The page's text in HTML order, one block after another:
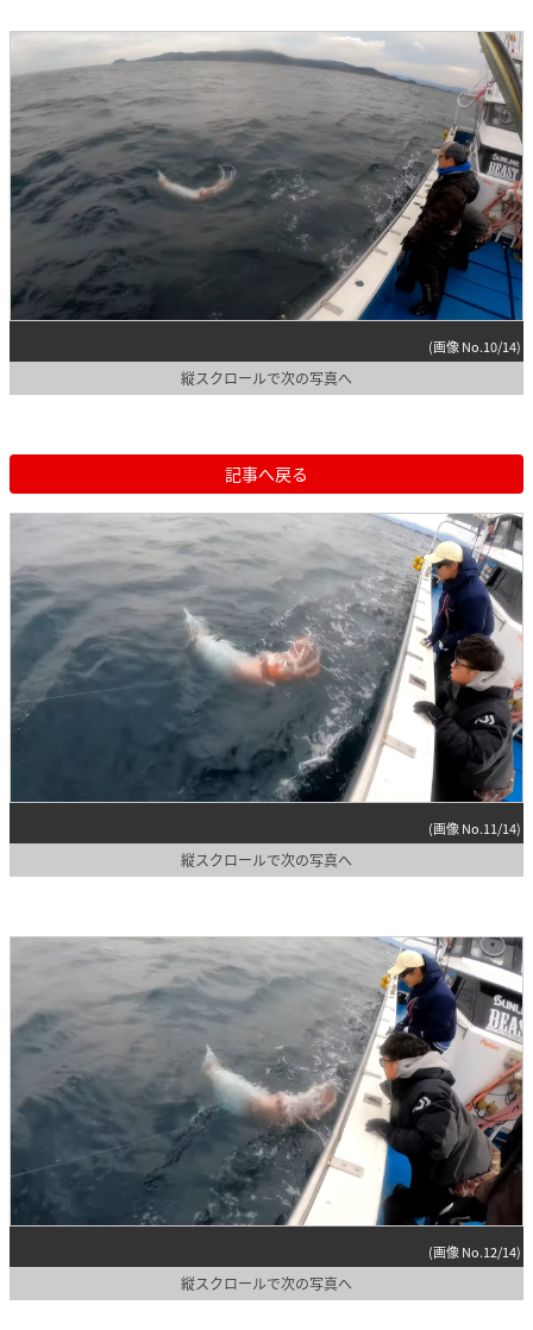
(画像 No.10/14)
縦スクロールで次の写真へ
記事へ戻る
(画像 No.11/14)
縦スクロールで次の写真へ
(画像 No.12/14)
縦スクロールで次の写真へ